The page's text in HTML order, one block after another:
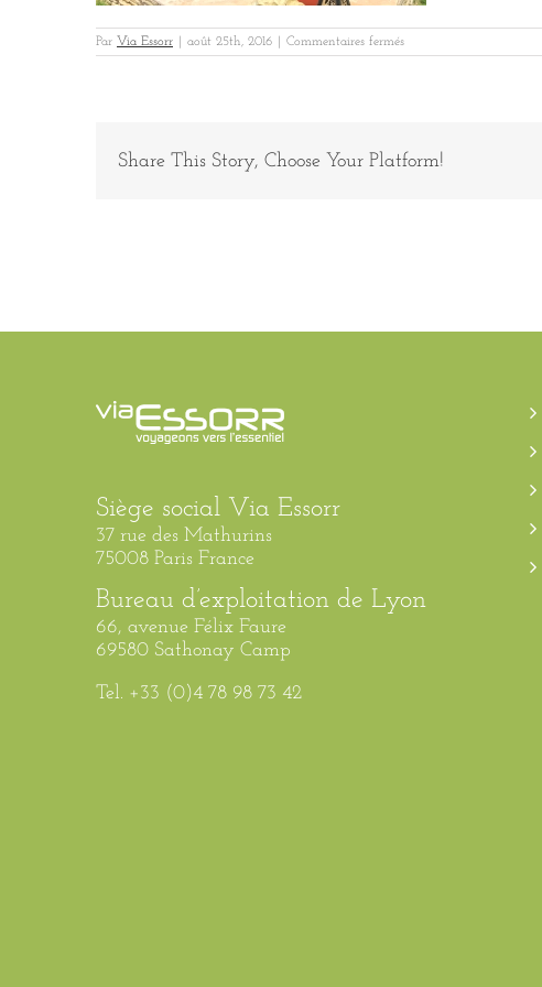
Par Via Essorr août 25th, 2016 Commentaires ferméssur
MFC
Share This Story, Choose Your Platform!
Siège social Via Essorr
37 rue des Mathurins
75008 Paris France
Bureau d’exploitation de Lyon
66, avenue Félix Faure
69580 Sathonay Camp
Tel. +33 (0)4 78 98 73 42